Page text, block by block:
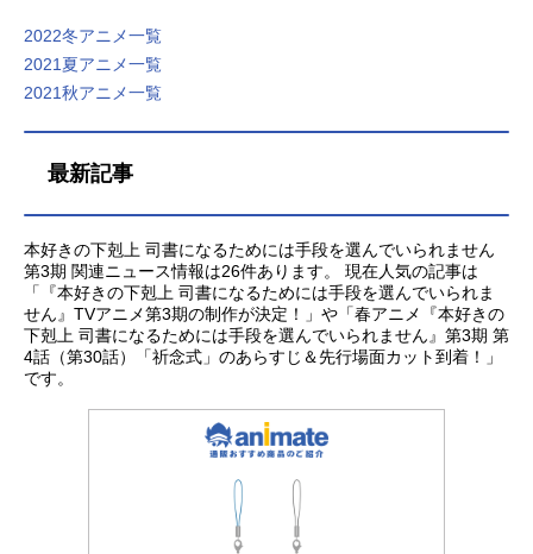
ております。2026夏アニメのオスス
メ【投票する】関連記事2026夏アニ
メ「2026夏アニメ」が7月より放送
開始。人気作の続編や期待のオリジ
ナル作品まで勢揃い！新作アニメの
スト声優情報などをまとめて「2026
夏アニメ新番組一覧」をお届けしま
す！2026秋アニメ＞＞＜＜2026春ア
ニメ男性・あ行青山穣（あおやま...
6夏アニメ」募集中！アンケート実施
中2026夏アニメのあなたのオススメ
の作品募集中です。観たいと思って
いる注目の作品を教えてください。
もっとも、注目している作品には、
ております。2026夏アニメのオスス
メ【投票する】関連記事2026夏アニ
メ「2026夏アニメ」が7月より放送
開始。人気作の続編や期待のオリジ
ナル作品まで勢揃い！新作アニメの
キービジュアル画像や出演するキャ
2022冬アニメ一覧
2021夏アニメ一覧
2021秋アニメ一覧
最新記事
本好きの下剋上 司書になるためには手段を選んでいられません
第3期 関連ニュース情報は26件あります。 現在人気の記事は
「『本好きの下剋上 司書になるためには手段を選んでいられま
せん』TVアニメ第3期の制作が決定！」や「春アニメ『本好きの
下剋上 司書になるためには手段を選んでいられません』第3期 第
4話（第30話）「祈念式」のあらすじ＆先行場面カット到着！」
です。